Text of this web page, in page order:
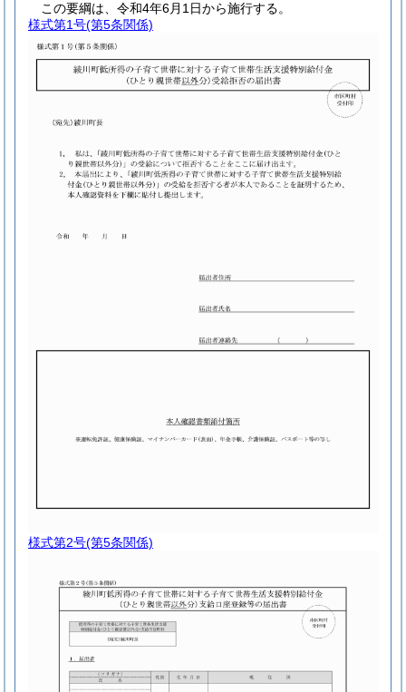
この要綱は、令和4年6月1日から施行する。
様式第1号(第5条関係)
様式第2号(第5条関係)